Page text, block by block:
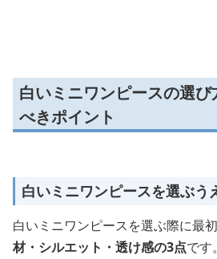
白いミニワンピースの選
べきポイント
白いミニワンピースを選ぶう
白いミニワンピースを選ぶ際に最
材・シルエット・透け感の3点です。